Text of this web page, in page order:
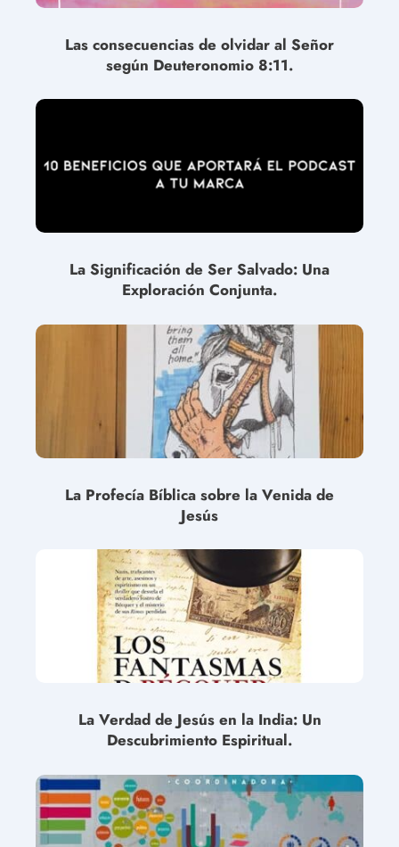
Las consecuencias de olvidar al Señor
según Deuteronomio 8:11.
La Significación de Ser Salvado: Una
Exploración Conjunta.
La Profecía Bíblica sobre la Venida de
Jesús
La Verdad de Jesús en la India: Un
Descubrimiento Espiritual.